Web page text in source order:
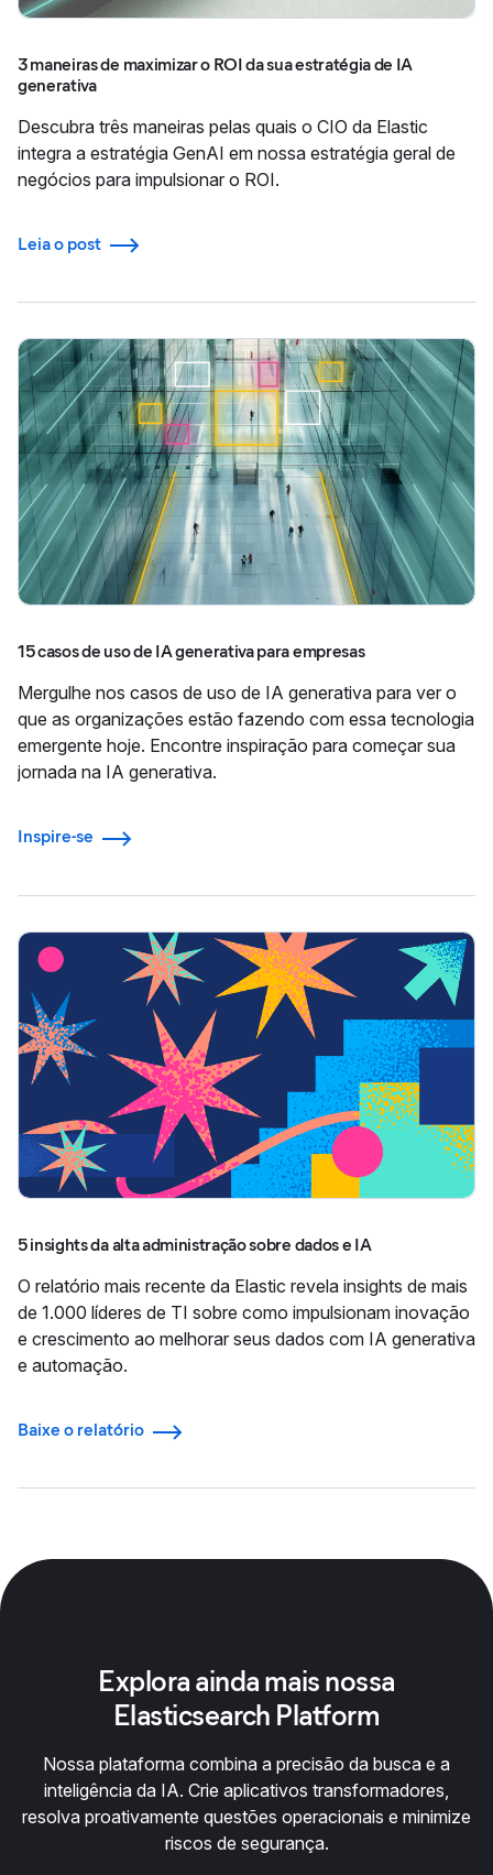
3 maneiras de maximizar o ROI da sua estratégia de IA
generativa
Descubra três maneiras pelas quais o CIO da Elastic
integra a estratégia GenAI em nossa estratégia geral de
negócios para impulsionar o ROI.
Leia o post
15 casos de uso de IA generativa para empresas
Mergulhe nos casos de uso de IA generativa para ver o
que as organizações estão fazendo com essa tecnologia
emergente hoje. Encontre inspiração para começar sua
jornada na IA generativa.
Inspire-se
5 insights da alta administração sobre dados e IA
O relatório mais recente da Elastic revela insights de mais
de 1.000 líderes de TI sobre como impulsionam inovação
e crescimento ao melhorar seus dados com IA generativa
e automação.
Baixe o relatório
Explora ainda mais nossa
Elasticsearch Platform
Nossa plataforma combina a precisão da busca e a
inteligência da IA. Crie aplicativos transformadores,
resolva proativamente questões operacionais e minimize
riscos de segurança.